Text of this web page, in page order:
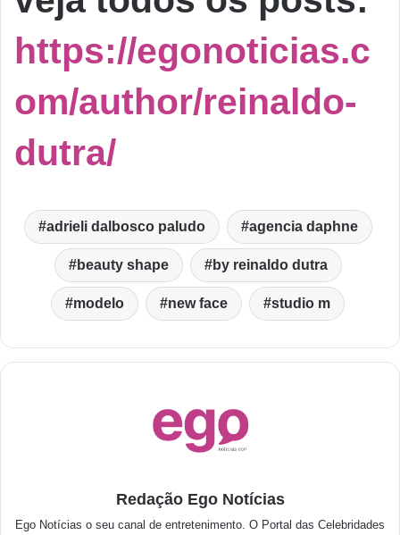
https://egonoticias.c
om/author/reinaldo-
dutra/
adrieli dalbosco paludo agencia daphne
beauty shape by reinaldo dutra
modelo new face studio m
Redação Ego Notícias
Ego Notícias o seu canal de entretenimento. O Portal das Celebridades